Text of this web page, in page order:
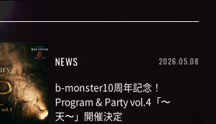
NEWS 2026.05.08
b-monster10周年記念！
Program & Party vol.4「〜
天〜」開催決定